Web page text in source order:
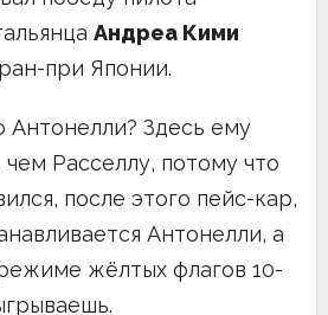
Андреа Кими
при Японии.
Здесь ему
Расселлу, потому что
после этого пейс-кар,
Антонелли, а
жёлтых флагов 10-